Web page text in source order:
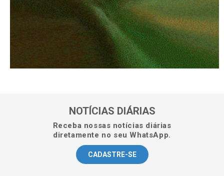
NOTÍCIAS DIÁRIAS
Receba nossas notícias diárias
diretamente no seu WhatsApp.
CADASTRE-SE